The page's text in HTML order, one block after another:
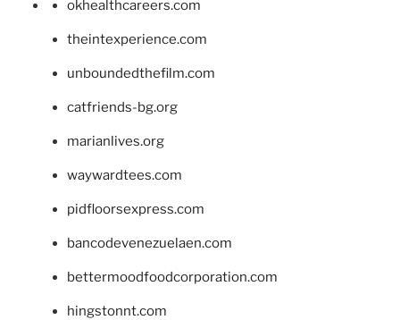
okhealthcareers.com
theintexperience.com
unboundedthefilm.com
catfriends-bg.org
marianlives.org
waywardtees.com
pidfloorsexpress.com
bancodevenezuelaen.com
bettermoodfoodcorporation.com
hingstonnt.com